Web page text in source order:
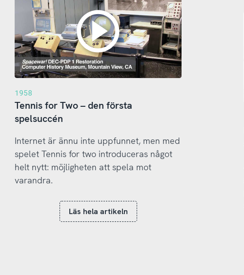
1958
Tennis for Two – den första
spelsuccén
Internet är ännu inte uppfunnet, men med
spelet Tennis for two introduceras något
helt nytt: möjligheten att spela mot
varandra.
Läs hela artikeln